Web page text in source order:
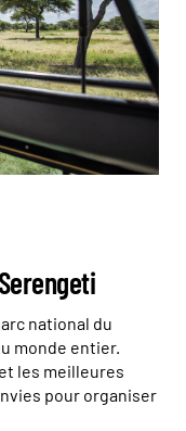
national du
monde entier.
les meilleures
pour organiser